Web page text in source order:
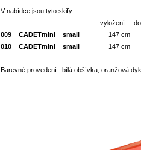
V nabídce jsou tyto skify :
vyložení doporučená výška
009 CADETmini small
147 cm
010 CADETmini small
147 cm
Barevné provedení : bílá obšívka, oranžová